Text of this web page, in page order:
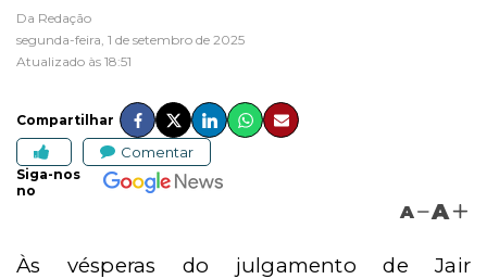
Da Redação
segunda-feira, 1 de setembro de 2025
Atualizado às 18:51
Compartilhar
Comentar
Siga-nos
no
A A
Às vésperas do julgamento de Jair